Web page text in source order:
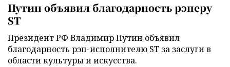
Путин объявил благодарность рэперу
ST
Президент РФ Владимир Путин объявил
благодарность рэп-исполнителю ST за заслуги в
области культуры и искусства.